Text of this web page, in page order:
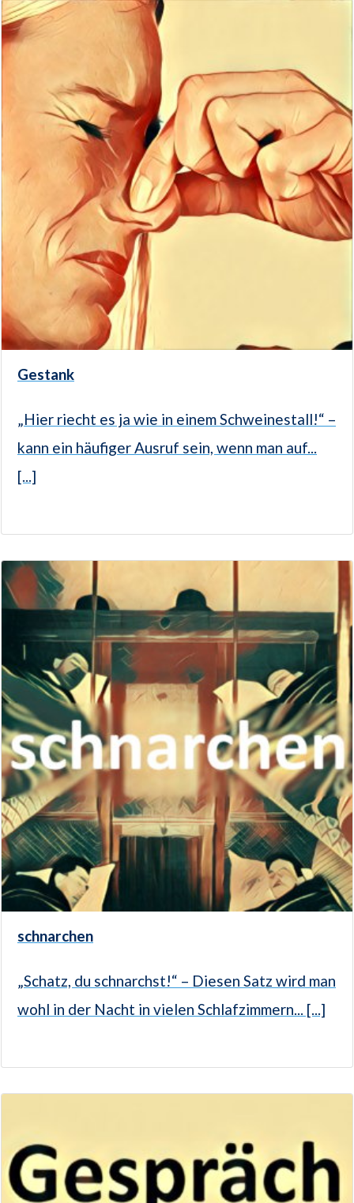
Gestank
„Hier riecht es ja wie in einem Schweinestall!“ –
kann ein häufiger Ausruf sein, wenn man auf...
[...]
schnarchen
„Schatz, du schnarchst!“ – Diesen Satz wird man
wohl in der Nacht in vielen Schlafzimmern... [...]